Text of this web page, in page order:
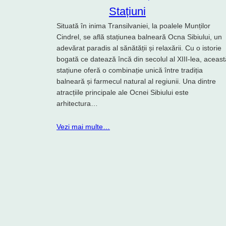
Stațiuni
Situată în inima Transilvaniei, la poalele Munților
Cindrel, se află stațiunea balneară Ocna Sibiului, un
adevărat paradis al sănătății și relaxării. Cu o istorie
bogată ce datează încă din secolul al XIII-lea,
stațiune oferă o combinație unică între tradiția
balneară și farmecul natural al regiunii. Una dintre
atracțiile principale ale Ocnei Sibiului este
arhitectura…
Vezi mai multe…